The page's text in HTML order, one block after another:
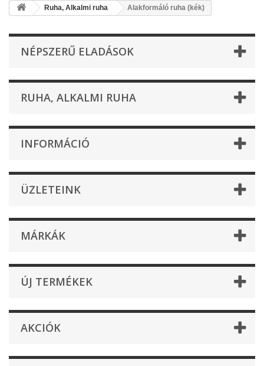
Ruha, Alkalmi ruha Alakformáló ruha (kék)
NÉPSZERŰ ELADÁSOK
RUHA, ALKALMI RUHA
INFORMÁCIÓ
ÜZLETEINK
MÁRKÁK
ÚJ TERMÉKEK
AKCIÓK